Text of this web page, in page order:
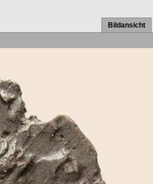
Bildansicht